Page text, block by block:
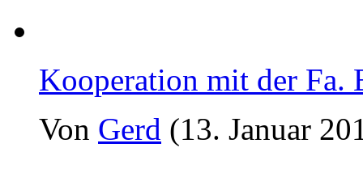
Kooperation mit der Fa.
Von Gerd (13. Januar